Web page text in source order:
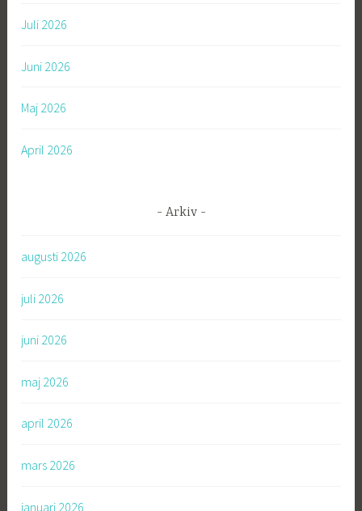
:Juli 2026
Juni 2026
Maj 2026
April 2026
Arkiv
augusti 2026
juli 2026
juni 2026
maj 2026
april 2026
mars 2026
januari 2026